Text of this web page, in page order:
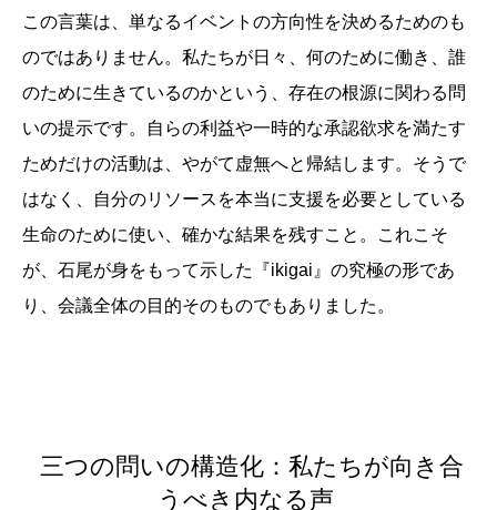
この言葉は、単なるイベントの方向性を決めるためのも
のではありません。私たちが日々、何のために働き、誰
のために生きているのかという、存在の根源に関わる問
いの提示です。自らの利益や一時的な承認欲求を満たす
ためだけの活動は、やがて虚無へと帰結します。そうで
はなく、自分のリソースを本当に支援を必要としている
生命のために使い、確かな結果を残すこと。これこそ
が、石尾が身をもって示した『ikigai』の究極の形であ
り、会議全体の目的そのものでもありました。
三つの問いの構造化：私たちが向き合
うべき内なる声